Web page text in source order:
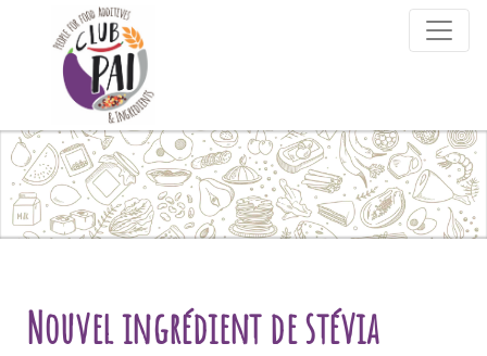
Skip to content
Nouvel ingrédient de stévia